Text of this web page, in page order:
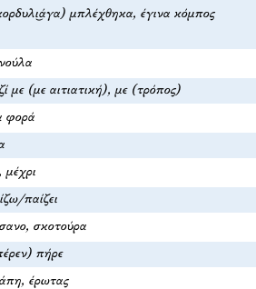
μπλέχθηκα, έγινα κόμπος
με (με αιτιατική), με (τρόπος)
φορά
μέχρι
παίζει
σκοτούρα
πήρε
έρωτας